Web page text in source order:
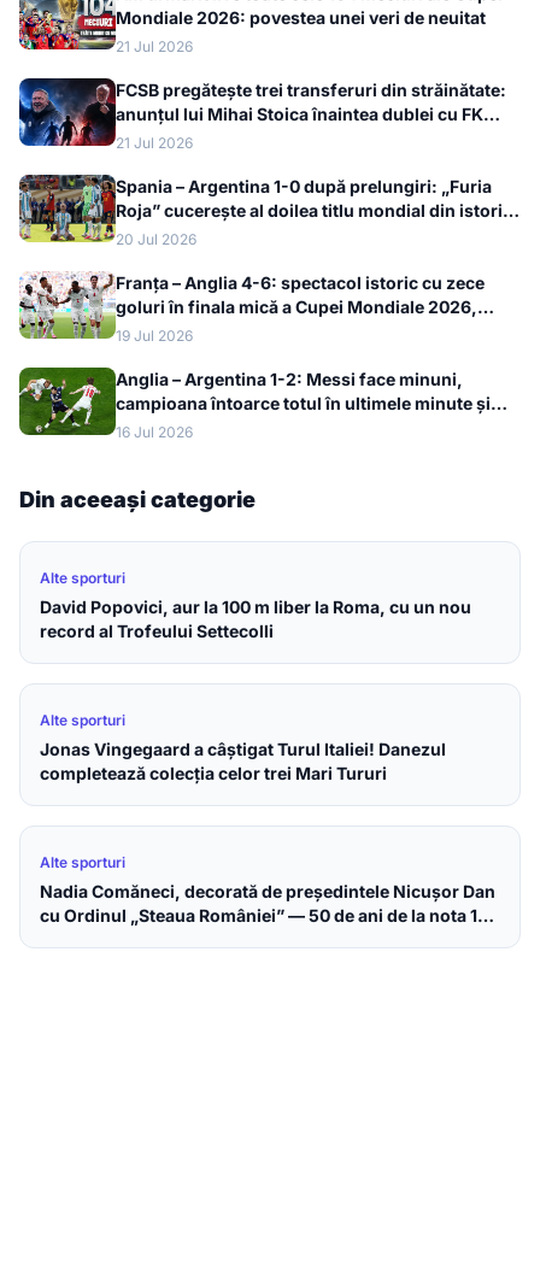
Mondiale 2026: povestea unei veri de neuitat
21 Jul 2026
FCSB pregătește trei transferuri din străinătate:
anunțul lui Mihai Stoica înaintea dublei cu FK
Auda
21 Jul 2026
Spania – Argentina 1-0 după prelungiri: „Furia
Roja” cucerește al doilea titlu mondial din istorie
la Cupa Mondială 2026
20 Jul 2026
Franța – Anglia 4-6: spectacol istoric cu zece
goluri în finala mică a Cupei Mondiale 2026,
bronzul merge la englezi
19 Jul 2026
Anglia – Argentina 1-2: Messi face minuni,
campioana întoarce totul în ultimele minute și
merge în finala Cupei Mondiale 2026
16 Jul 2026
Din aceeași categorie
Alte sporturi
David Popovici, aur la 100 m liber la Roma, cu un nou
record al Trofeului Settecolli
Alte sporturi
Jonas Vingegaard a câștigat Turul Italiei! Danezul
completează colecția celor trei Mari Tururi
Alte sporturi
Nadia Comăneci, decorată de președintele Nicușor Dan
cu Ordinul „Steaua României” — 50 de ani de la nota 10